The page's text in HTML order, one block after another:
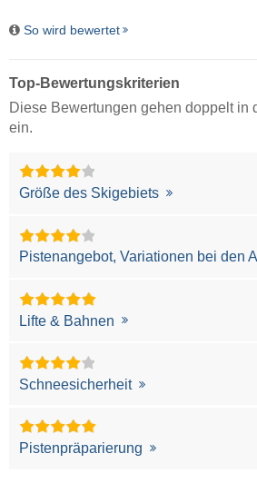
So wird bewertet
Top-Bewertungskriterien
Diese Bewertungen gehen doppelt in
ein.
Größe des Skigebiets
Pistenangebot, Variationen bei den
Lifte & Bahnen
Schneesicherheit
Pistenpräparierung